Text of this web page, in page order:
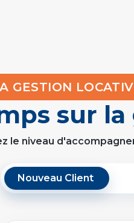
GESTION
sur
le niveau
Nouveau Client